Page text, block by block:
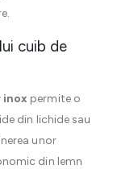
cuib de
permite o
din lichide sau
unor
din lemn